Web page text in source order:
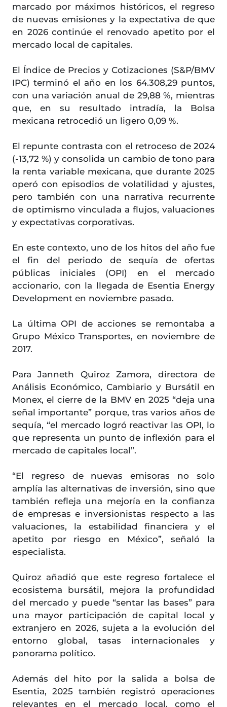
marcado por máximos históricos, el regreso
de nuevas emisiones y la expectativa de que
en 2026 continúe el renovado apetito por el
mercado local de capitales.
El Índice de Precios y Cotizaciones (S&P/BMV
IPC) terminó el año en los 64.308,29 puntos,
con una variación anual de 29,88 %, mientras
que, en su resultado intradía, la Bolsa
mexicana retrocedió un ligero 0,09 %.
El repunte contrasta con el retroceso de 2024
(-13,72 %) y consolida un cambio de tono para
la renta variable mexicana, que durante 2025
operó con episodios de volatilidad y ajustes,
pero también con una narrativa recurrente
de optimismo vinculada a flujos, valuaciones
y expectativas corporativas.
En este contexto, uno de los hitos del año fue
el fin del periodo de sequía de ofertas
públicas iniciales (OPI) en el mercado
accionario, con la llegada de Esentia Energy
Development en noviembre pasado.
La última OPI de acciones se remontaba a
Grupo México Transportes, en noviembre de
2017.
Para Janneth Quiroz Zamora, directora de
Análisis Económico, Cambiario y Bursátil en
Monex, el cierre de la BMV en 2025 “deja una
señal importante” porque, tras varios años de
sequía, “el mercado logró reactivar las OPI, lo
que representa un punto de inflexión para el
mercado de capitales local”.
“El regreso de nuevas emisoras no solo
amplía las alternativas de inversión, sino que
también refleja una mejoría en la confianza
de empresas e inversionistas respecto a las
valuaciones, la estabilidad financiera y el
apetito por riesgo en México”, señaló la
especialista.
Quiroz añadió que este regreso fortalece el
ecosistema bursátil, mejora la profundidad
del mercado y puede “sentar las bases” para
una mayor participación de capital local y
extranjero en 2026, sujeta a la evolución del
entorno global, tasas internacionales y
panorama político.
Además del hito por la salida a bolsa de
Esentia, 2025 también registró operaciones
relevantes en el mercado local, como el